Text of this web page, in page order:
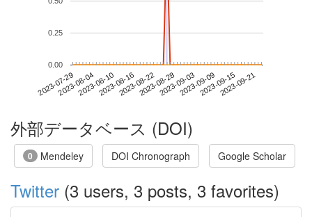
2023-07-292023-08-042023-08-102023-08-162023-08-222023-08-282023-09-032023-09-092023-09-152023-09-21
0.00
0.25
外部データベース (DOI)
0 Mendeley DOI Chronograph Google Scholar
Twitter (3 users, 3 posts, 3 favorites)